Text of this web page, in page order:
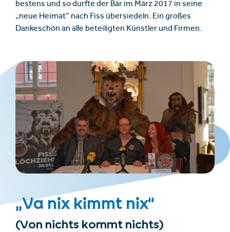
bestens und so durfte der Bär im März 2017 in seine
„neue Heimat“ nach Fiss übersiedeln. Ein großes
Dankeschön an alle beteiligten Künstler und Firmen.
„Va nix kimmt nix“
(Von nichts kommt nichts)